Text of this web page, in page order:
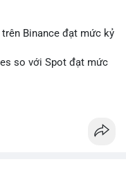
Binance đạt mức kỷ
so với Spot đạt mức